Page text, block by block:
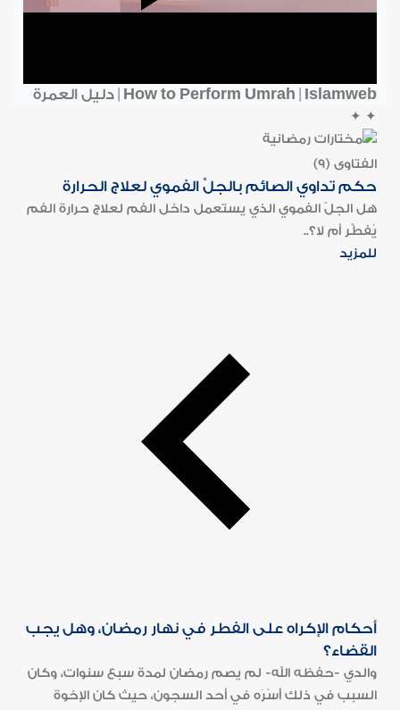
How to Perform Umrah | Islamweb | دليل العمرة
✦
✦
الفتاوى (9)
حكم تداوي الصائم بالجلِّ الفموي لعلاج الحرارة
هل الجلّ الفموي الذي يستعمل داخل الفم لعلاج حرارة الفم
يُفطِّر أم لا؟..
للمزيد
أحكام الإكراه على الفطر في نهار رمضان، وهل يجب
القضاء؟
والدي -حفظه الله- لم يصم رمضان لمدة سبع سنوات، وكان
السبب في ذلك أَسْرَه في أحد السجون، حيث كان الإخوة